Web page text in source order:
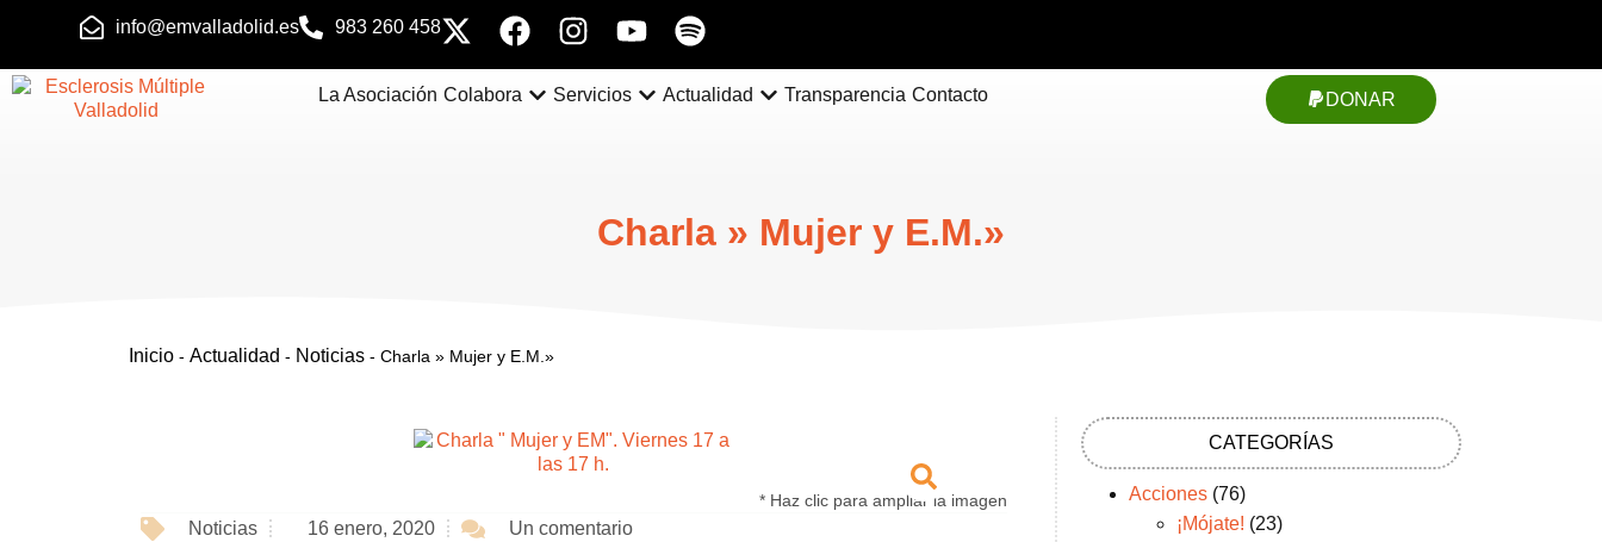
info@emvalladolid.es 983 260 458
La Asociación Colabora Servicios Actualidad Transparencia Contacto DONAR
Charla » Mujer y E.M.»
Inicio- Actualidad - Noticias- Charla » Mujer y E.M.»
* Haz clic para ampliar la imagen
Noticias 16 enero, 2020
Un comentario
CATEGORÍAS
Acciones(76)
¡Mójate! (23)